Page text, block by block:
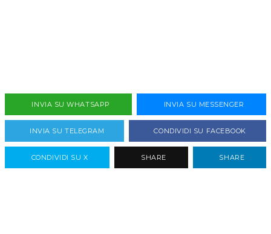
INVIA SU WHATSAPP INVIA SU MESSENGER
INVIA SU TELEGRAM CONDIVIDI SU FACEBOOK
CONDIVIDI SU X SHARE SHARE